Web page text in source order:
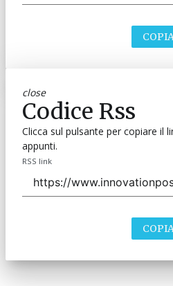
close
Codice Rss
Clicca sul pulsante per copiare il
appunti.
RSS link